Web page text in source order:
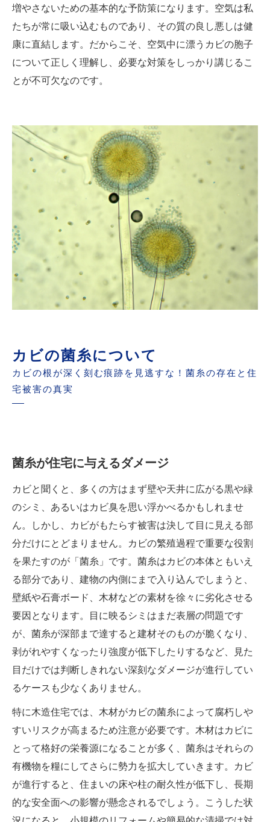
増やさないための基本的な予防策になります。空気は私
たちが常に吸い込むものであり、その質の良し悪しは健
康に直結します。だからこそ、空気中に漂うカビの胞子
について正しく理解し、必要な対策をしっかり講じるこ
とが不可欠なのです。
カビの菌糸について
カビの根が深く刻む痕跡を見逃すな！菌糸の存在と住
宅被害の真実
菌糸が住宅に与えるダメージ
カビと聞くと、多くの方はまず壁や天井に広がる黒や緑
のシミ、あるいはカビ臭を思い浮かべるかもしれませ
ん。しかし、カビがもたらす被害は決して目に見える部
分だけにとどまりません。カビの繁殖過程で重要な役割
を果たすのが「菌糸」です。菌糸はカビの本体ともいえ
る部分であり、建物の内側にまで入り込んでしまうと、
壁紙や石膏ボード、木材などの素材を徐々に劣化させる
要因となります。目に映るシミはまだ表層の問題です
が、菌糸が深部まで達すると建材そのものが脆くなり、
剥がれやすくなったり強度が低下したりするなど、見た
目だけでは判断しきれない深刻なダメージが進行してい
るケースも少なくありません。
特に木造住宅では、木材がカビの菌糸によって腐朽しや
すいリスクが高まるため注意が必要です。木材はカビに
とって格好の栄養源になることが多く、菌糸はそれらの
有機物を糧にしてさらに勢力を拡大していきます。カビ
が進行すると、住まいの床や柱の耐久性が低下し、長期
的な安全面への影響が懸念されるでしょう。こうした状